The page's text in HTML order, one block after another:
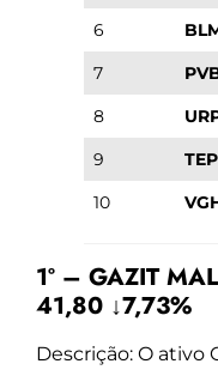
6
7
8
9
10
1º – GAZIT
41,80 ↓7,73%
Descrição: O ativo